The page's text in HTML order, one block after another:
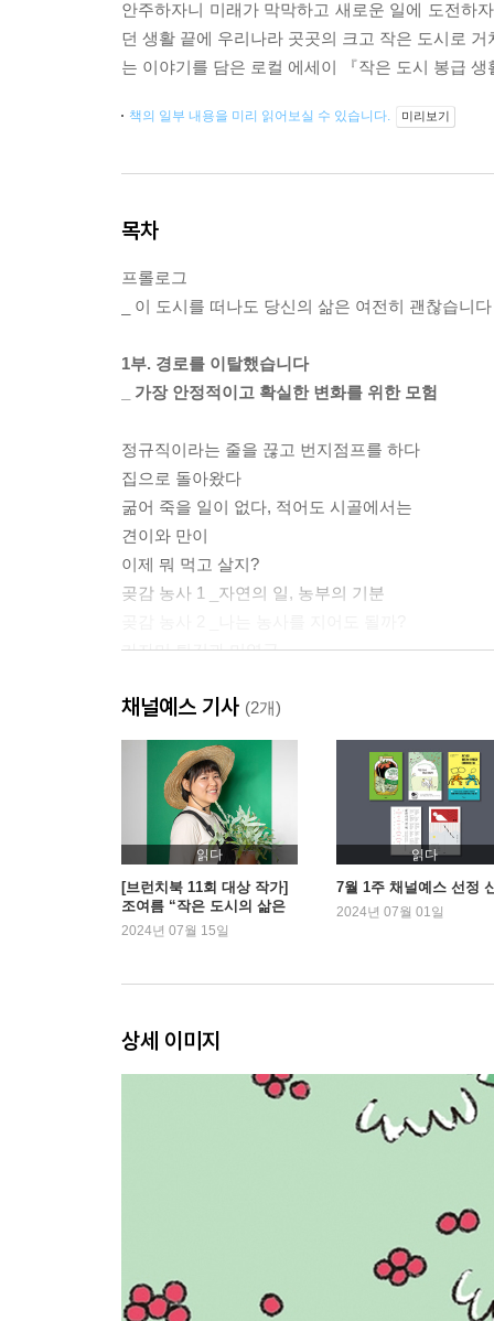
안주하자니 미래가 막막하고 새로운 일에 도전하
던 생활 끝에 우리나라 곳곳의 크고 작은 도시로
는 이야기를 담은 로컬 에세이 『작은 도시 봉급
책의 일부 내용을 미리 읽어보실 수 있습니다. 미리보기
목차
프롤로그
_ 이 도시를 떠나도 당신의 삶은 여전히 괜찮습니다
1부. 경로를 이탈했습니다
_ 가장 안정적이고 확실한 변화를 위한 모험
정규직이라는 줄을 끊고 번지점프를 하다
집으로 돌아왔다
굶어 죽을 일이 없다, 적어도 시골에서는
견이와 만이
이제 뭐 먹고 살지?
곶감 농사 1 _자연의 일, 농부의 기분
가자미 튀김과 미역국
공무원에 도전해보려고요
2부. 빌딩 숲에서 진짜 숲으로 떠난 직장인
_ 대도시 생활을 포기해도 잘 지낼 수 있다는 새로
내 생애 가장 작은 도시에 왔습니다
시골 직장인으로 살아가기
작은 도시에 살 때 주의할 점
인생의 난이도가 낮아지는 기분
청춘구 행복동
예쁜 것만 있을 리가
유배의 마음
제주에 살면 외롭지 않나요?
채널예스 기사 (2개)
읽다
[브런치북 11회 대상 작가]
조여름 “작은 도시의 삶은
인터넷에 없습니다”
2024년 07월 15일
읽다
7월 1주 채널예스 선정
2024년 07월 01일
상세 이미지